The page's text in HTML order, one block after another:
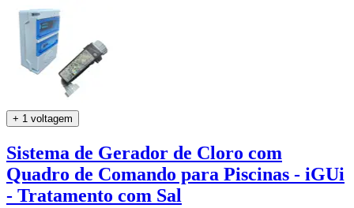
+ 1 voltagem
Sistema de Gerador de Cloro com
Quadro de Comando para Piscinas - iGUi
- Tratamento com Sal